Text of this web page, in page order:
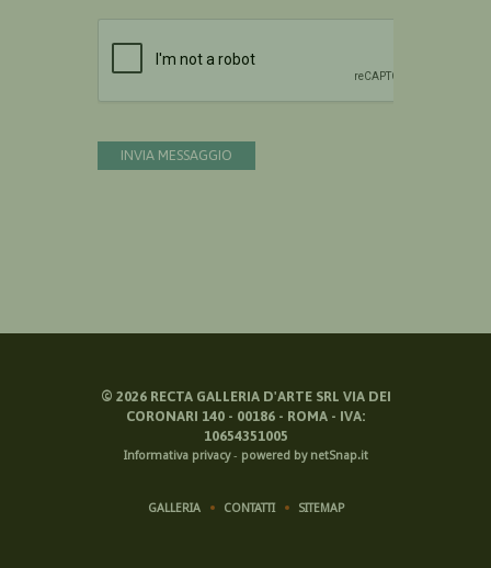
INVIA MESSAGGIO
© 2026RECTA GALLERIA D'ARTE SRL VIA DEI
CORONARI 140 - 00186 - ROMA - IVA:
10654351005
Informativa privacy- powered by netSnap.it
GALLERIA CONTATTI SITEMAP